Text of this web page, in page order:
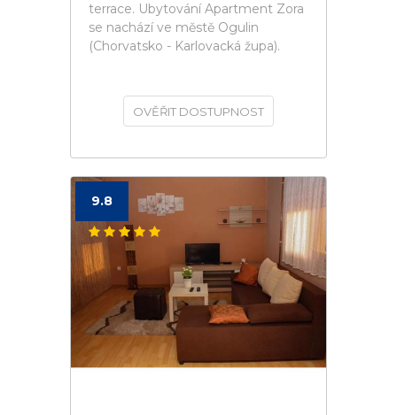
terrace. Ubytování Apartment Zora
se nachází ve městě Ogulin
(Chorvatsko - Karlovacká župa).
OVĚŘIT DOSTUPNOST
9.8